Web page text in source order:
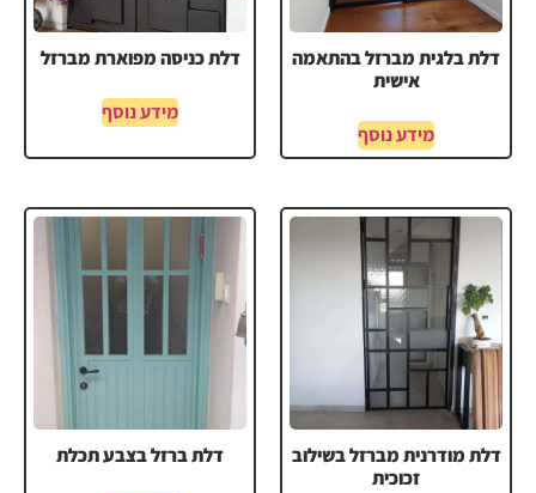
דלת בלגית מברזל בהתאמה
אישית
מידע נוסף
דלת כניסה מפוארת מברזל
מידע נוסף
דלת מודרנית מברזל בשילוב
זכוכית
דלת ברזל בצבע תכלת